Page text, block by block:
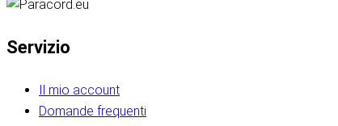
Servizio
Il mio account
Domande frequenti